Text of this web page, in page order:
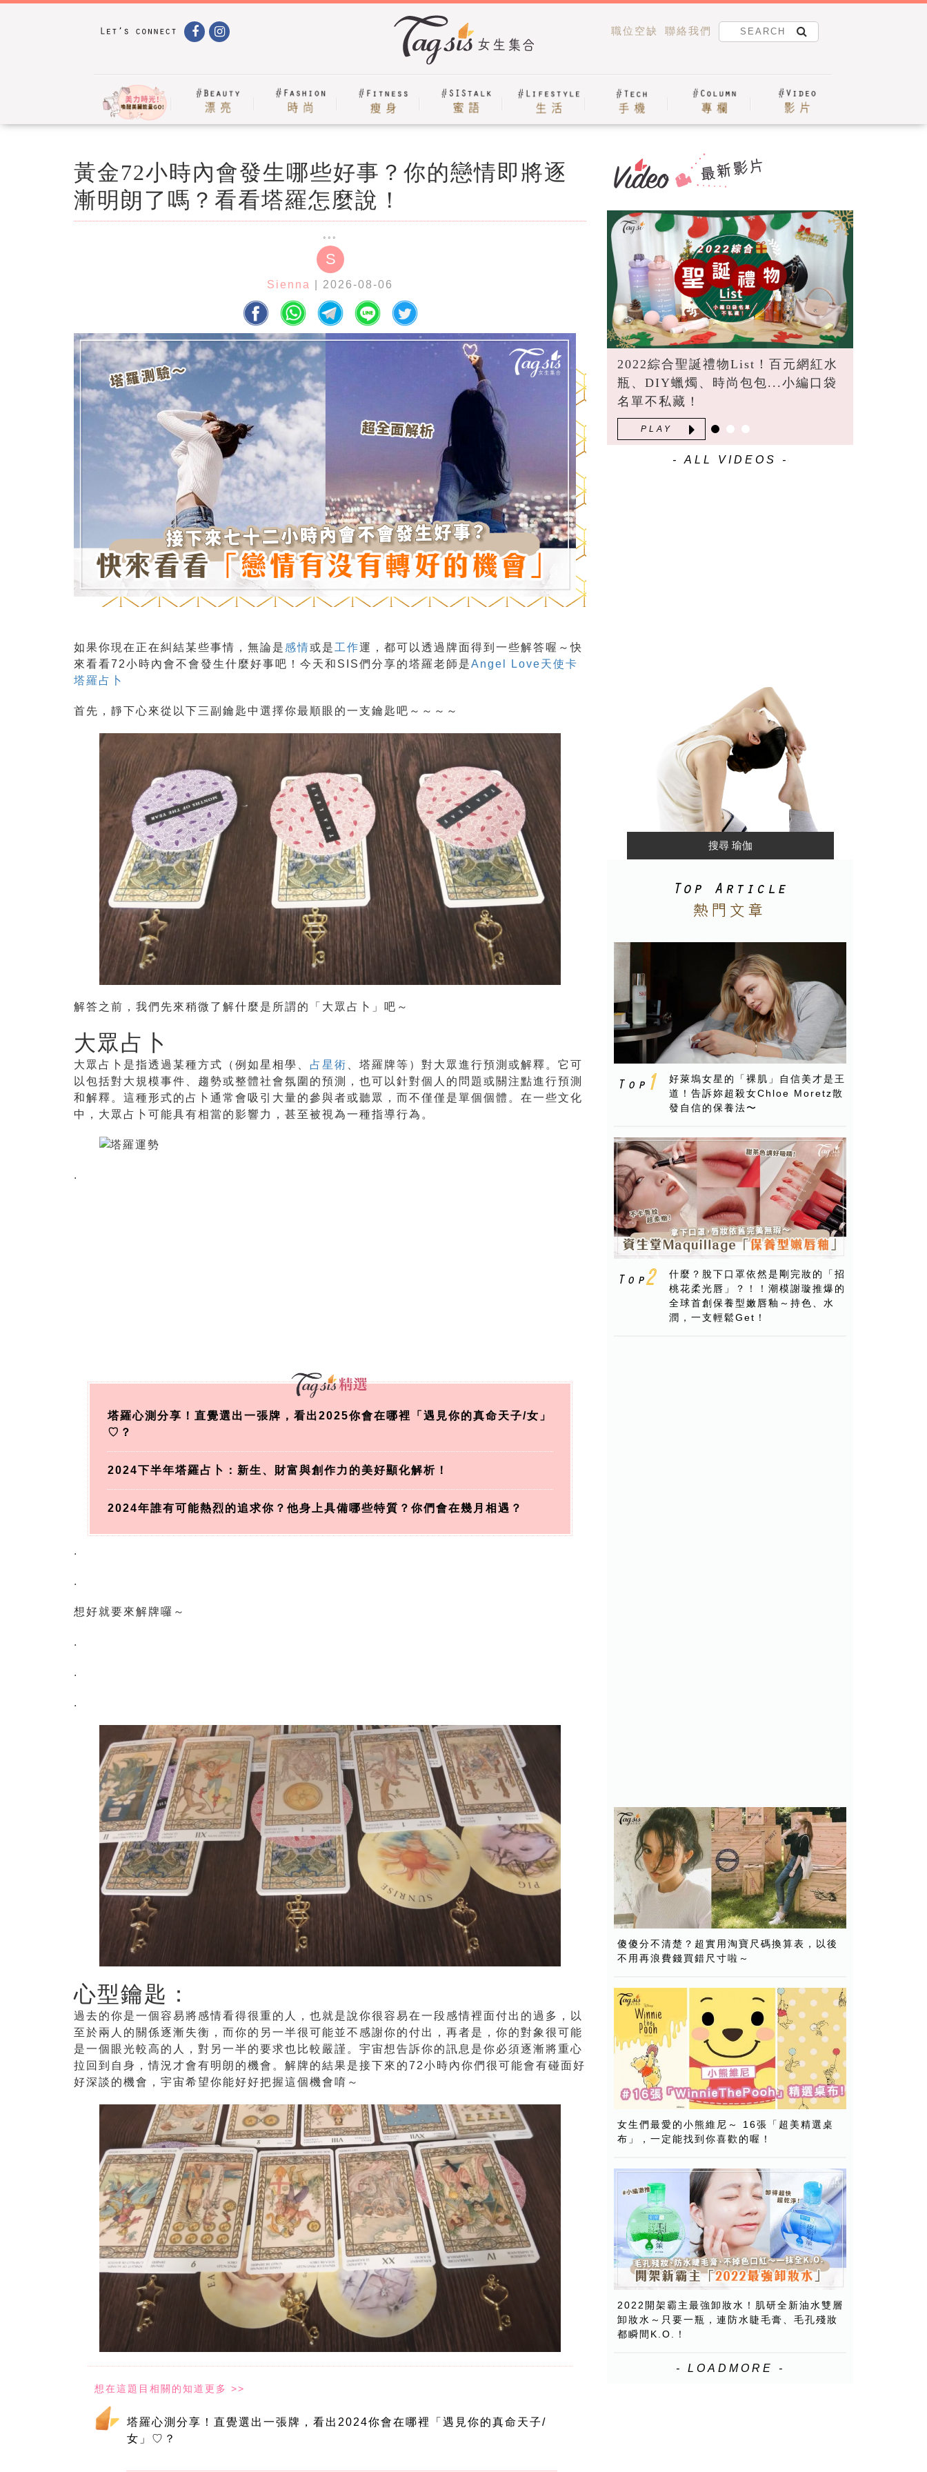
職位空缺 聯絡我們
黃金72小時內會發生哪些好事？你的戀情即將逐
漸明朗了嗎？看看塔羅怎麼說！
S
Sienna | 2026-08-06
如果你現在正在糾結某些事情，無論是感情或是 工作運，都可以透過牌面得到一些解答喔～快
來看看72小時內會不會發生什麼好事吧！今天和SIS們分享的塔羅老師是Angel Love天使卡
塔羅占卜
首先，靜下心來從以下三副鑰匙中選擇你最順眼的一支鑰匙吧～～～～
解答之前，我們先來稍微了解什麼是所謂的「大眾占卜」吧～
大眾占卜
大眾占卜是指透過某種方式（例如星相學、 占星術
、塔羅牌等）對大眾進行預測或解釋。它可
以包括對大規模事件、趨勢或整體社會氛圍的預測，也可以針對個人的問題或關注點進行預測
和解釋。這種形式的占卜通常會吸引大量的參與者或聽眾，而不僅僅是單個個體。在一些文化
中，大眾占卜可能具有相當的影響力，甚至被視為一種指導行為。
.
塔羅心測分享！直覺選出一張牌，看出2025你會在哪裡「遇見你的真命天子/女」
♡？
2024下半年塔羅占卜：新生、財富與創作力的美好顯化解析！
2024年誰有可能熱烈的追求你？他身上具備哪些特質？你們會在幾月相遇？
.
.
想好就要來解牌囉～
.
.
.
心型鑰匙：
過去的你是一個容易將感情看得很重的人，也就是說你很容易在一段感情裡面付出的過多，以
至於兩人的關係逐漸失衡，而你的另一半很可能並不感謝你的付出，再者是，你的對象很可能
是一個眼光較高的人，對另一半的要求也比較嚴謹。宇宙想告訴你的訊息是你必須逐漸將重心
拉回到自身，情況才會有明朗的機會。解牌的結果是接下來的72小時內你們很可能會有碰面好
好深談的機會，宇宙希望你能好好把握這個機會唷～
塔羅心測分享！直覺選出一張牌，看出2024你會在哪裡「遇見你的真命天子/
女」♡？
2022綜合聖誕禮物List！百元網紅水
瓶、DIY蠟燭、時尚包包...小編口袋
名單不私藏！
PLAY
- ALL VIDEOS -
好萊塢女星的「裸肌」自信美才是王
道！告訴妳超殺女Chloe Moretz散
發自信的保養法〜
什麼？脫下口罩依然是剛完妝的「招
桃花柔光唇」？！！潮模謝璇推爆的
全球首創保養型嫩唇釉～持色、水
潤，一支輕鬆Get！
傻傻分不清楚？超實用淘寶尺碼換算表，以後
不用再浪費錢買錯尺寸啦～
女生們最愛的小熊維尼～ 16張「超美精選桌
布」，一定能找到你喜歡的喔！
2022開架霸主最強卸妝水！肌研全新油水雙層
卸妝水～只要一瓶，連防水睫毛膏、毛孔殘妝
都瞬間K.O.！
- LOADMORE -